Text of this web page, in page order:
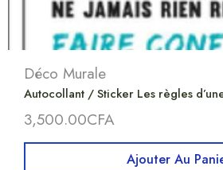
Déco Murale
Autocollant / Sticker Les règles
3,500.00CFA
Ajouter Au